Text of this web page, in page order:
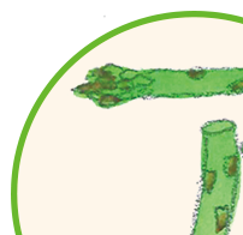
ツ
へ
ス
キ
ッ
シ
ョ
ン
に
移